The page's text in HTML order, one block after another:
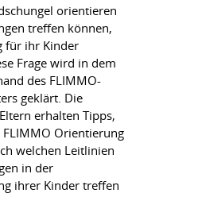
orientieren
treffen können,
für ihr Kinder
Frage wird in dem
des FLIMMO-
geklärt. Die
erhalten Tipps,
Orientierung
welchen Leitlinien
in der
ihrer Kinder treffen